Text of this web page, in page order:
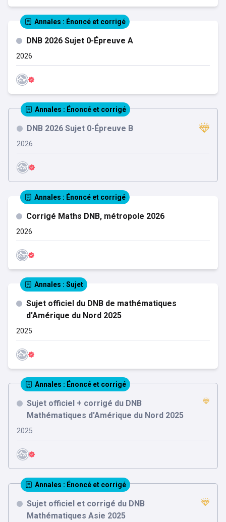
Annales : Énoncé et corrigé
DNB 2026 Sujet 0-Épreuve A
2026
Annales : Énoncé et corrigé
DNB 2026 Sujet 0-Épreuve B
2026
Annales : Énoncé et corrigé
Corrigé Maths DNB, métropole 2026
2026
Annales : Sujet
Sujet officiel du DNB de mathématiques
d'Amérique du Nord 2025
2025
Annales : Énoncé et corrigé
Sujet officiel + corrigé du DNB
Mathématiques d'Amérique du Nord 2025
2025
Annales : Énoncé et corrigé
Sujet officiel et corrigé du DNB
Mathématiques Asie 2025